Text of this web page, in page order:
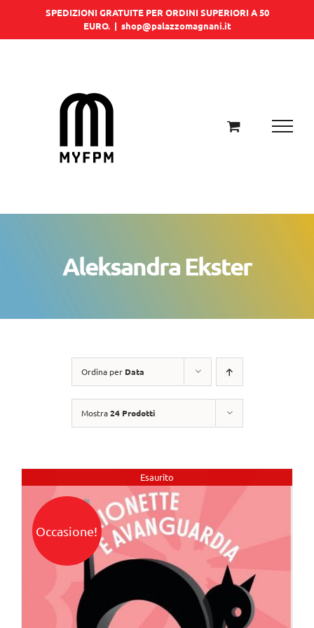
SPEDIZIONI GRATUITE PER ORDINI SUPERIORI A 50
EURO. | shop@palazzomagnani.it
Aleksandra Ekster
Ordina per Data
Mostra24 Prodotti
Esaurito
Occasione!